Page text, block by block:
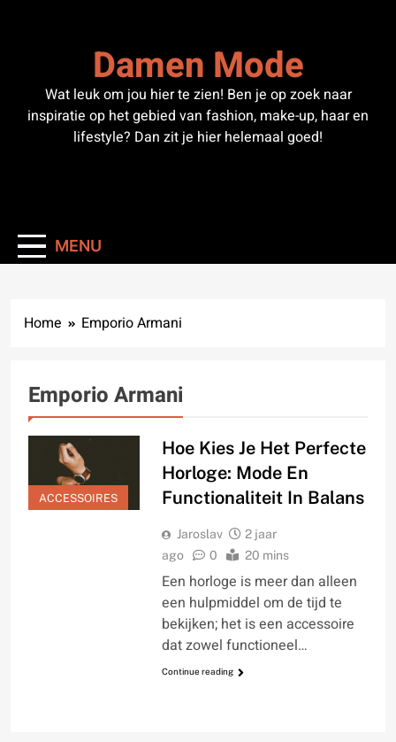
Damen Mode
Wat leuk om jou hier te zien! Ben je op zoek naar
inspiratie op het gebied van fashion, make-up, haar en
lifestyle? Dan zit je hier helemaal goed!
MENU
Home Emporio Armani
Emporio Armani
ACCESSOIRES
Hoe Kies Je Het Perfecte
Horloge: Mode En
Functionaliteit In Balans
Jaroslav
2 jaar
ago
0 20 mins
Een horloge is meer dan alleen
een hulpmiddel om de tijd te
bekijken; het is een accessoire
dat zowel functioneel…
Continue reading